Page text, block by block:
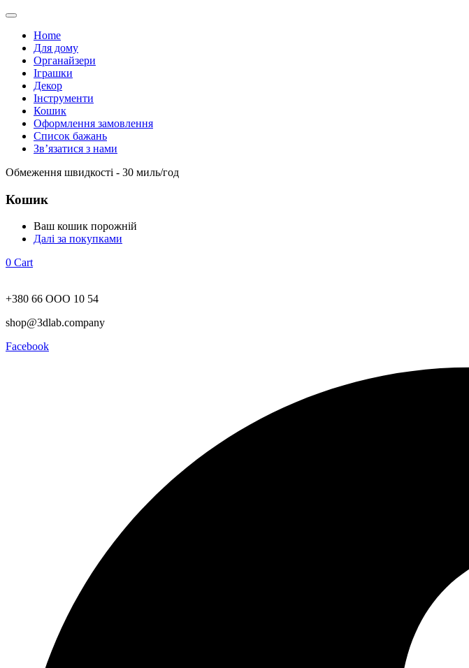
Home
Для дому
Органайзери
Іграшки
Декор
Інструменти
Кошик
Оформлення замовлення
Список бажань
Зв’язатися з нами
Обмеження швидкості - 30 миль/год
Кошик
Ваш кошик порожній
Далі за покупками
0 Cart
+380 66 ООО 10 54
shop@3dlab.company
Facebook